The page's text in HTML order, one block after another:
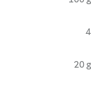
4
20 g